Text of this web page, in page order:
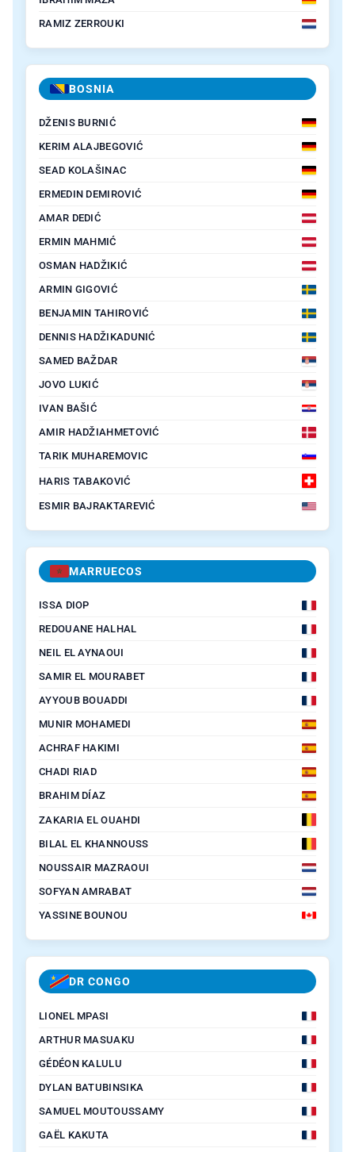
RAMIZ ZERROUKI
BOSNIA
DŽENIS BURNIĆ
KERIM ALAJBEGOVIĆ
SEAD KOLAŠINAC
ERMEDIN DEMIROVIĆ
AMAR DEDIĆ
ERMIN MAHMIĆ
OSMAN HADŽIKIĆ
ARMIN GIGOVIĆ
BENJAMIN TAHIROVIĆ
DENNIS HADŽIKADUNIĆ
SAMED BAŽDAR
JOVO LUKIĆ
IVAN BAŠIĆ
AMIR HADŽIAHMETOVIĆ
TARIK MUHAREMOVIC
HARIS TABAKOVIĆ
ESMIR BAJRAKTAREVIĆ
MARRUECOS
ISSA DIOP
REDOUANE HALHAL
NEIL EL AYNAOUI
SAMIR EL MOURABET
AYYOUB BOUADDI
MUNIR MOHAMEDI
ACHRAF HAKIMI
CHADI RIAD
BRAHIM DÍAZ
ZAKARIA EL OUAHDI
BILAL EL KHANNOUSS
NOUSSAIR MAZRAOUI
SOFYAN AMRABAT
YASSINE BOUNOU
DR CONGO
LIONEL MPASI
ARTHUR MASUAKU
GÉDÉON KALULU
DYLAN BATUBINSIKA
SAMUEL MOUTOUSSAMY
GAËL KAKUTA